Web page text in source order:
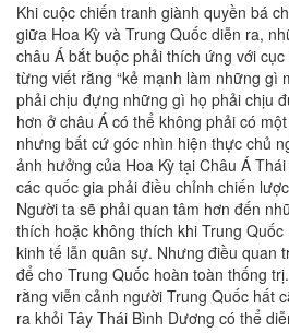
Khi cuộc chiến tranh giành quyền bá
giữa Hoa Kỳ và Trung Quốc diễn ra,
châu Á bắt buộc phải thích ứng với
từng viết rằng “kẻ mạnh làm những gì
phải chịu đựng những gì họ phải chịu
hơn ở châu Á có thể không phải có
nhưng bất cứ góc nhìn hiện thực chủ
ảnh hưởng của Hoa Kỳ tại Châu Á
các quốc gia phải điều chỉnh chiến
Người ta sẽ phải quan tâm hơn đến
thích hoặc không thích khi Trung
kinh tế lẫn quân sự. Nhưng điều quan
để cho Trung Quốc hoàn toàn thống
rằng viễn cảnh người Trung Quốc hất
ra khỏi Tây Thái Bình Dương có thể